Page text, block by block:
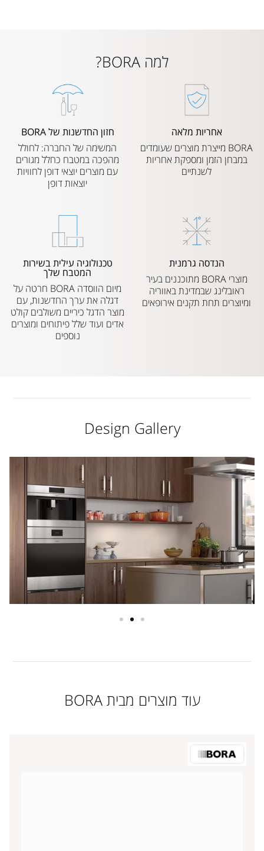
למה BORA?
אחריות מלאה
BORA מייצרת מוצרים שעומדים
במבחן הזמן ומספקת אחריות
לשנתיים
חזון החדשנות של BORA
המשימה של החברה: לחולל
מהפכה במטבח כחלל מגורים
עם מוצרים יוצאי דופן לחוויות
יוצאות דופן
הנדסה גרמנית
מוצרי BORA מתוכננים בעיר
ראובלינג שבמדינת באווריה
ומיוצרים תחת תקנים אירופאים
טכנולוגיה עילית בשירות
המטבח שלך
מיום הווסדה BORA חרטה על
דגלה את ערך החדשנות, עם
מוצר הדגל כיריים משולבים קולט
אדים ועוד שלל פיתוחים ומוצרים
נוספים
Design Gallery
עוד מוצרים מבית BORA